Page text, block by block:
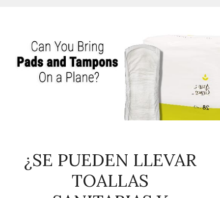
¿SE PUEDEN LLEVAR
TOALLAS